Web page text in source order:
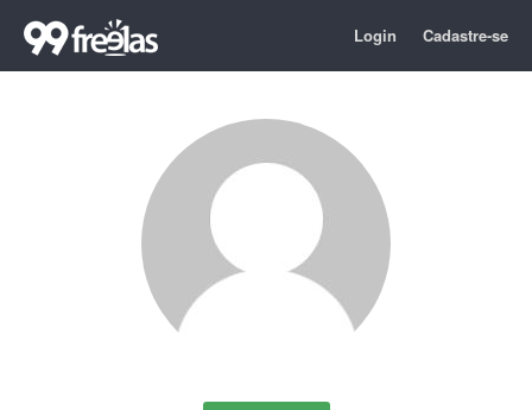
Login Cadastre-se